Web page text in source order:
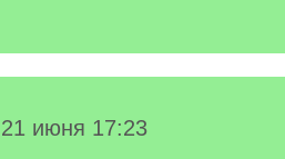
21 июня 17:23